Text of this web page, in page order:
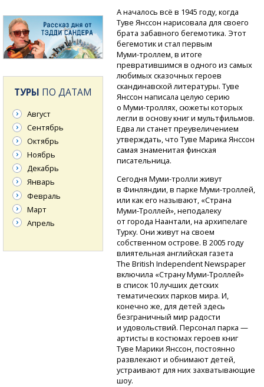
А началось всё в 1945 году, когда
Туве Янссон нарисовала для своего
брата забавного бегемотика. Этот
бегемотик и стал первым
Муми-троллем,в итоге
превратившимся в одного из самых
любимых сказочных героев
скандинавской литературы. Туве
Янссон написала целую серию
о Муми-троллях,сюжеты которых
легли в основу книг и мультфильмов.
Едва ли станет преувеличением
утверждать, что Туве Марика Янссон
самая знаменитая финская
писательница.
СегодняМуми-тролли живут
в Финляндии, в паркеМуми-троллей,
или как его называют, «Страна
Муми-Троллей»,неподалеку
от города Наантали, на архипелаге
Турку. Они живут на своем
собственном острове. В 2005 году
влиятельная английская газета
The British Independent Newspaper
включила «СтрануМуми-Троллей»
в список 10 лучших детских
тематических парков мира. И,
конечно же, для детей здесь
безграничный мир радости
и удовольствий. Персонал парка —
артисты в костюмах героев книг
Туве Марики Янссон, постоянно
развлекают и обнимают детей,
устраивают для них захватывающие
шоу.
ТУРЫ ПО ДАТАМ
Август
Сентябрь
Октябрь
Ноябрь
Декабрь
Январь
Февраль
Март
Апрель